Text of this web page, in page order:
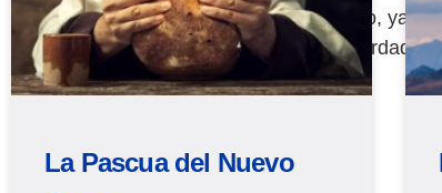
“ Pero se acerca el tiempo—de hecho, ya
adorarán al Padre en espíritu y en verdad.
manera.'”
La Pascua del Nuevo